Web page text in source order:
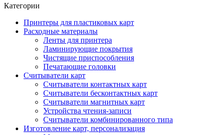
Категории
Принтеры для пластиковых карт
Расходные материалы
Ленты для принтера
Ламинирующие покрытия
Чистящие приспособления
Печатающие головки
Считыватели карт
Считыватели контактных карт
Считыватели бесконтактных карт
Считыватели магнитных карт
Устройства чтения-записи
Считыватели комбинированного типа
Изготовление карт, персонализация